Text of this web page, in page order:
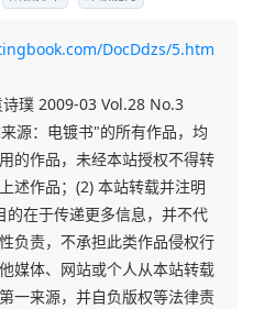
DocDdzs/5.htm
诗璞 2009-03 Vol.28 No.3
源：电镀书"的所有作品，均
的作品，未经本站授权不得转
述作品；(2) 本站转载并注明
的在于传递更多信息，并不代
负责，不承担此类作品侵权行
媒体、网站或个人从本站转载
一来源，并自负版权等法律责